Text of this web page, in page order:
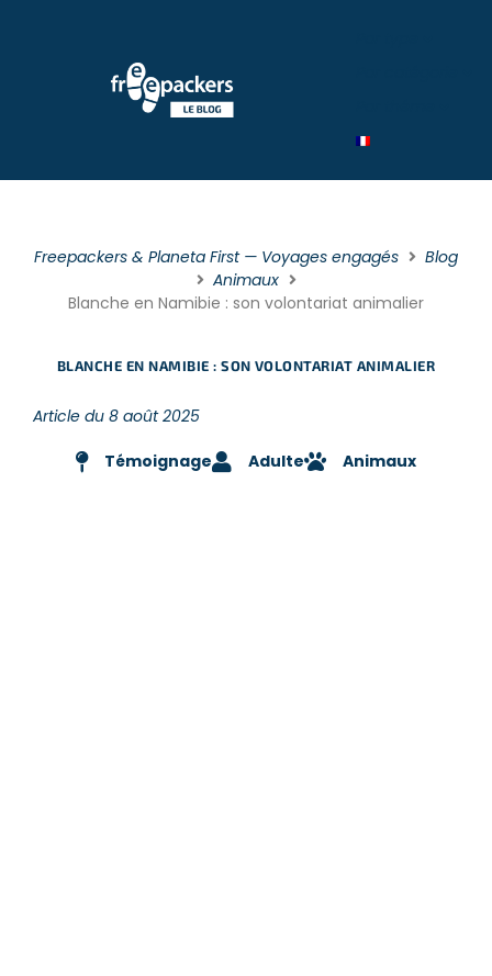
Freepackers & Planeta First — Voyages engagés
Blog
Animaux
Blanche en Namibie : son volontariat animalier
BLANCHE EN NAMIBIE : SON VOLONTARIAT ANIMALIER
Article du 8 août 2025
Témoignage Adulte Animaux